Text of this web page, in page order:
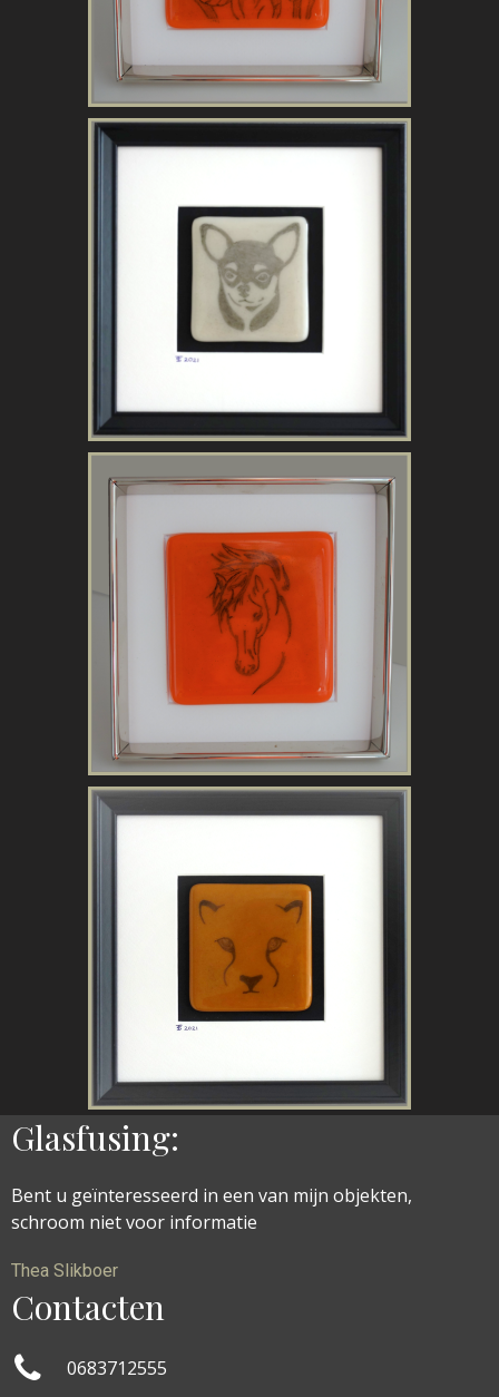
Glasfusing:
Bent u geïnteresseerd in een van mijn objekten,
schroom niet voor informatie
Thea Slikboer
Contacten
 0683712555